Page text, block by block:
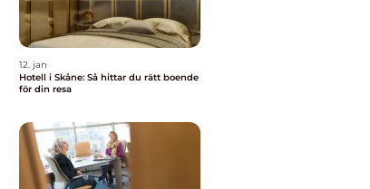
12. jan
Hotell i Skåne: Så hittar du rätt boende
för din resa